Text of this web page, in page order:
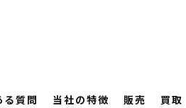
る質問 当社の特徴 販売 買取